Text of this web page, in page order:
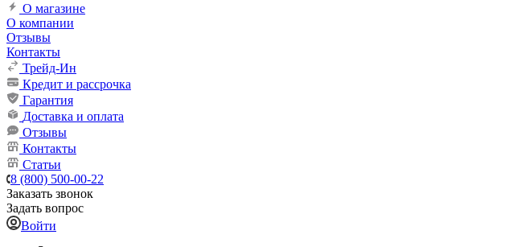
О магазине
О компании
Отзывы
Контакты
Трейд-Ин
Кредит и рассрочка
Гарантия
Доставка и оплата
Отзывы
Контакты
Статьи
8 (800) 500-00-22
Заказать звонок
Задать вопрос
Войти